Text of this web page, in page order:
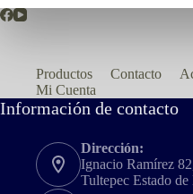
Productos Contacto
Mi Cuenta
Información de contacto
Dirección:
Ignacio Ramírez
Tultepec Estado